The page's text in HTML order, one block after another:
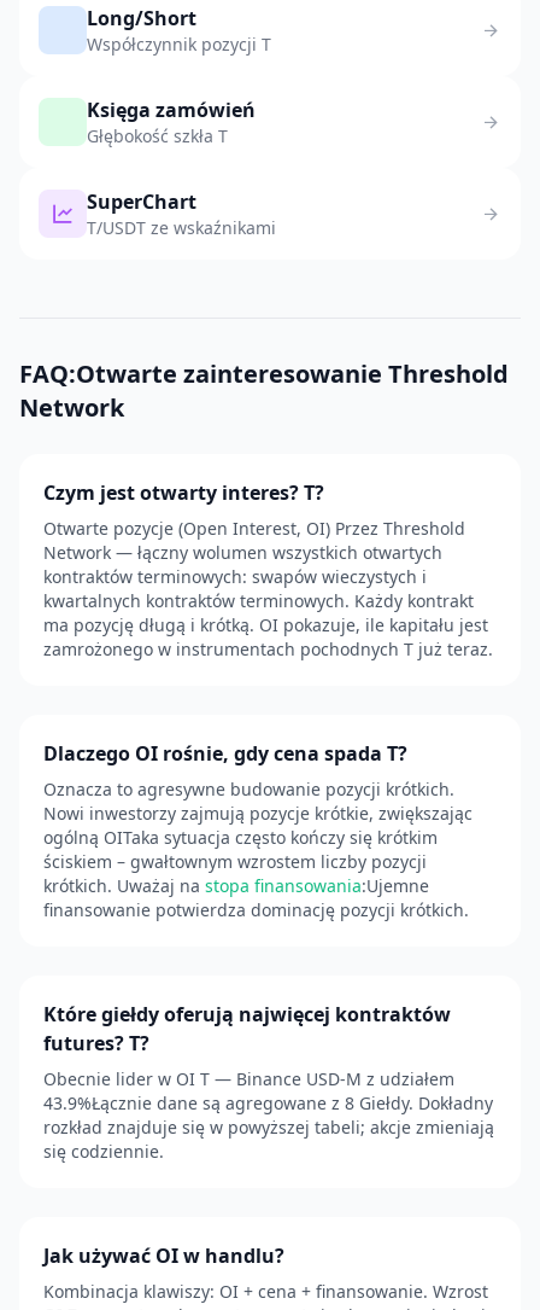
Long/Short
Współczynnik pozycji T
Księga zamówień
Głębokość szkła T
SuperChart
T/USDT ze wskaźnikami
FAQ:Otwarte zainteresowanie Threshold
Network
Czym jest otwarty interes? T?
Otwarte pozycje (Open Interest, OI) Przez Threshold
Network — łączny wolumen wszystkich otwartych
kontraktów terminowych: swapów wieczystych i
kwartalnych kontraktów terminowych. Każdy kontrakt
ma pozycję długą i krótką. OI pokazuje, ile kapitału jest
zamrożonego w instrumentach pochodnych T już teraz.
Dlaczego OI rośnie, gdy cena spada T?
Oznacza to agresywne budowanie pozycji krótkich.
Nowi inwestorzy zajmują pozycje krótkie, zwiększając
ogólną OITaka sytuacja często kończy się krótkim
ściskiem – gwałtownym wzrostem liczby pozycji
krótkich. Uważaj na stopa finansowania:Ujemne
finansowanie potwierdza dominację pozycji krótkich.
Które giełdy oferują najwięcej kontraktów
futures? T?
Obecnie lider w OI T — Binance USD-M z udziałem
43.9%Łącznie dane są agregowane z 8 Giełdy. Dokładny
rozkład znajduje się w powyższej tabeli; akcje zmieniają
się codziennie.
Jak używać OI w handlu?
Kombinacja klawiszy: OI + cena + finansowanie. Wzrost